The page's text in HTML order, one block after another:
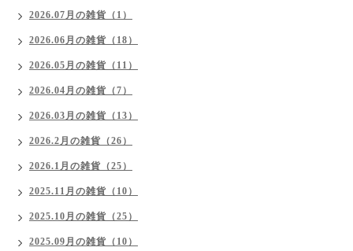
2026.07月の雑貨（1）
2026.06月の雑貨（18）
2026.05月の雑貨（11）
2026.04月の雑貨（7）
2026.03月の雑貨（13）
2026.2月の雑貨（26）
2026.1月の雑貨（25）
2025.11月の雑貨（10）
2025.10月の雑貨（25）
2025.09月の雑貨（10）